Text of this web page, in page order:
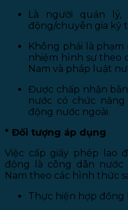
Là người quản lý,
động/chuyên gia kỹ
Không phải là
nhiệm hình sự theo
Nam và pháp luật
Được chấp nhận
nước có chức
động nước ngoài.
* Đối tượng áp dụng
Việc cấp giấy phép lao
động là công dân nước
Nam theo các hình thức
Thực hiện hợp đồng